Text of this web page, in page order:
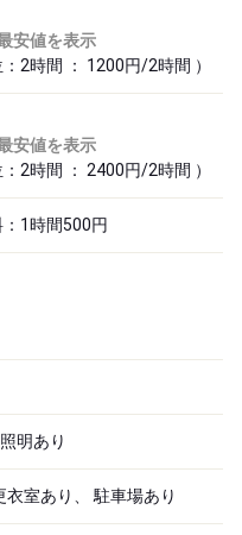
安値を表示
：2時間 ： 1200円/2時間 ）
安値を表示
：2時間 ： 2400円/2時間 ）
1時間500円
明あり
衣室あり、 駐車場あり